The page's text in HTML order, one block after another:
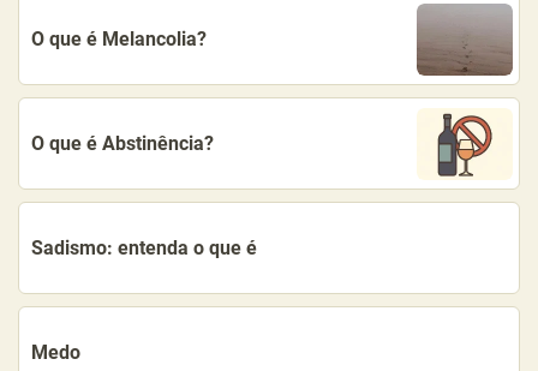
O que é Melancolia?
O que é Abstinência?
Sadismo: entenda o que é
Medo